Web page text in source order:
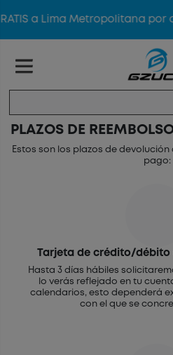
a Lima Metropolitana por
PLAZOS DE
Estos son los plazos de
pago:
Tarjeta de crédito/
Hasta 3 días hábiles
lo verás reflejado en tu
calendarios, esto dependerá
con el que se